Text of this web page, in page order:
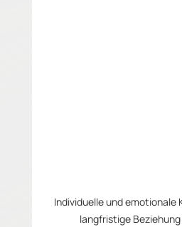
Individuelle und emotionale
langfristige